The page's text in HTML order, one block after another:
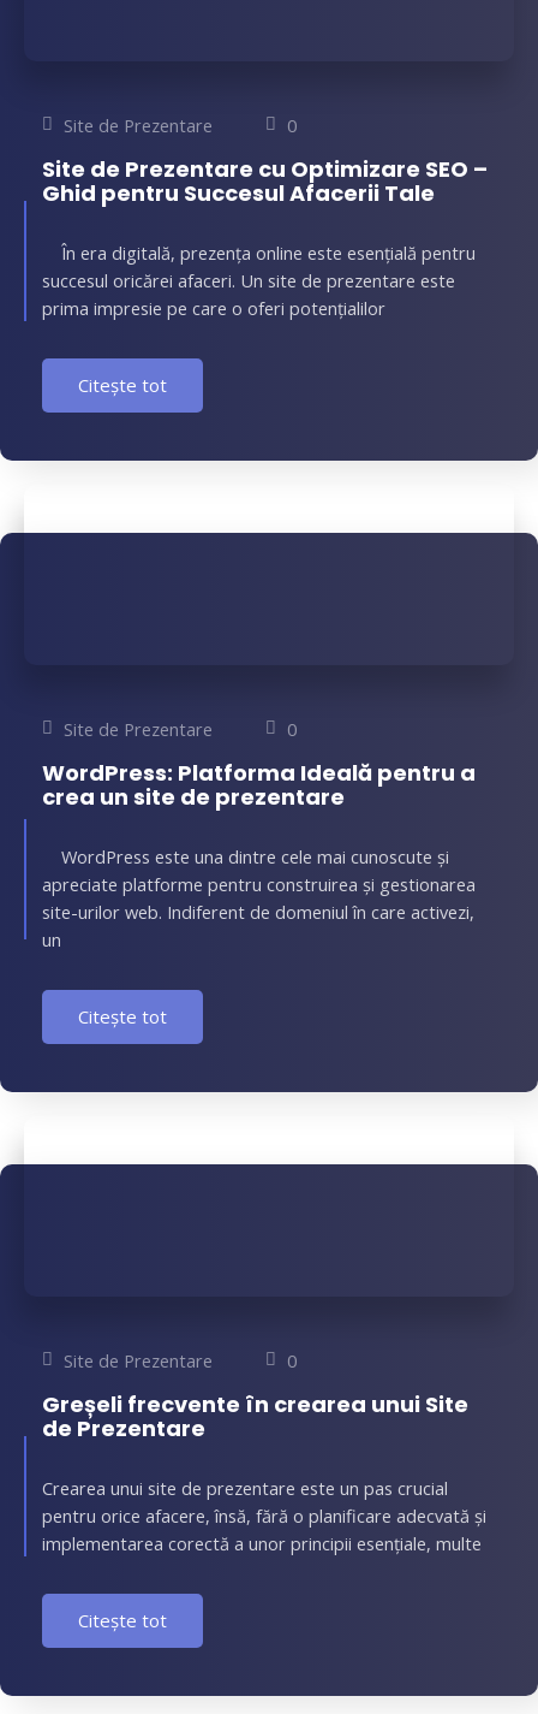
Site de Prezentare 0
Site de Prezentare cu Optimizare SEO –
Ghid pentru Succesul Afacerii Tale
În era digitală, prezența online este esențială pentru
succesul oricărei afaceri. Un site de prezentare este
prima impresie pe care o oferi potențialilor
Citește tot
Site de Prezentare 0
WordPress: Platforma Ideală pentru a
crea un site de prezentare
WordPress este una dintre cele mai cunoscute și
apreciate platforme pentru construirea și gestionarea
site-urilor web. Indiferent de domeniul în care activezi,
un
Citește tot
Site de Prezentare 0
Greșeli frecvente în crearea unui Site
de Prezentare
Crearea unui site de prezentare este un pas crucial
pentru orice afacere, însă, fără o planificare adecvată și
implementarea corectă a unor principii esențiale, multe
Citește tot